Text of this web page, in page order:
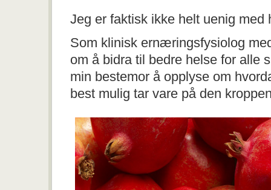
Jeg er faktisk ikke helt uenig med
Som klinisk ernæringsfysiolog
om å bidra til bedre helse for alle
min bestemor å opplyse om
best mulig tar vare på den